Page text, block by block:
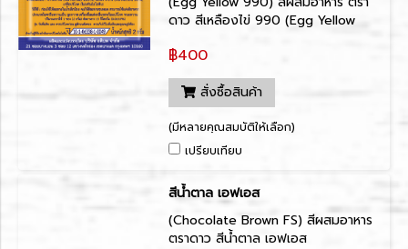
ดาว สีเหลืองไข่ 990 (Egg Yellow
฿400
สั่งซื้อสินค้า
(มีหลายคุณสมบัติให้เลือก)
เปรียบเทียบ
สีน้ำตาล เอฟเอส
(Chocolate Brown FS) สีผสมอาหาร
ตราดาว สีน้ำตาล เอฟเอส